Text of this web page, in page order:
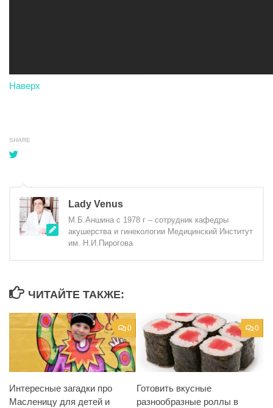
Наверх
SHARE
Lady Venus
М.Б.Аншина с 1978 г – сотрудник кафедры
акушерства и гинекологии Медицинский Институт
им. Н.И.Пирогова
ЧИТАЙТЕ ТАКЖЕ:
0
Интересные загадки про
Масленицу для детей и
0
Готовить вкусные
разнообразные роллы в